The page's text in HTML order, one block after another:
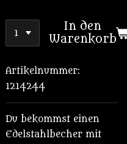
In den
Warenkorb
Artikelnummer:
1214244
Du bekommst einen
Edelstahlbecher mit